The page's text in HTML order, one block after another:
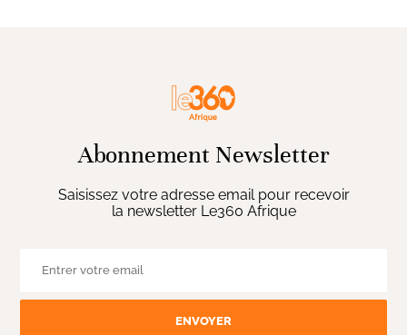
Abonnement Newsletter
Saisissez votre adresse email pour recevoir
la newsletter Le360 Afrique
ENVOYER